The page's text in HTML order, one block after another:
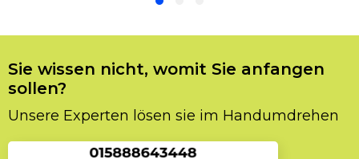
Sie wissen nicht, womit Sie anfangen
sollen?
Unsere Experten lösen sie im Handumdrehen